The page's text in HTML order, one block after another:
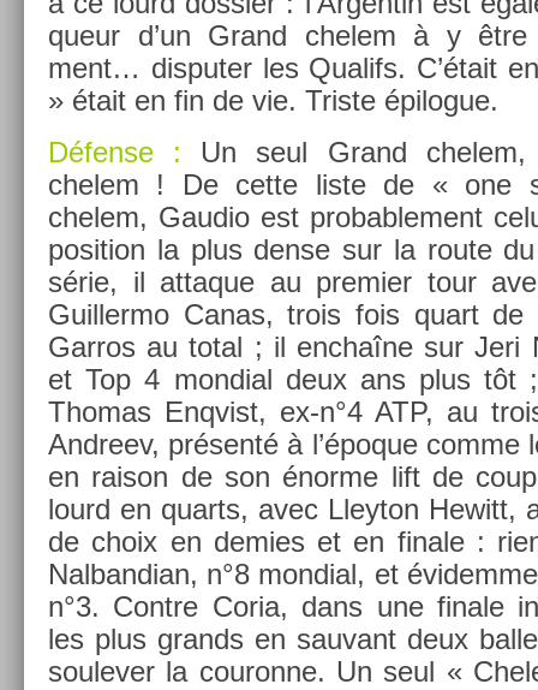
queur d’un Grand chelem à y
ment… dis­put­er les Qualifs. C’était
» était en fin de vie. Tri­ste épilogue.
Défense : Un seul Grand
chelem ! De cette liste de « one
chelem, Gaudio est pro­bab­le­ment
posi­tion la plus dense sur la route
série, il at­taque au pre­mi­er tour
Guil­lermo Canas, trois fois quart de
Garros au total ; il enchaîne sur Jeri
et Top 4 mon­di­al deux ans plus tôt
Thomas En­qv­ist, ex-n°4 ATP, au
An­dreev, présenté à l’époque comme
en raison de son énorme lift de
lourd en quarts, avec Lleyton Hewitt,
de choix en de­m­ies et en fin­ale :
Nal­bandian, n°8 mon­di­al, et
n°3. Con­tre Coria, dans une fin­ale
les plus grands en sauvant deux
soulev­er la co­uron­ne. Un seul «